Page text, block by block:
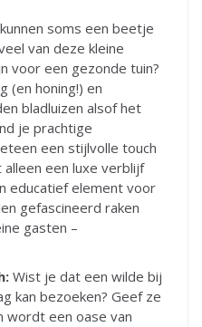
soms een beetje
van deze kleine
voor een gezonde tuin?
(en honing!) en
bladluizen alsof het
je prachtige
een stijlvolle touch
een luxe verblijf
educatief element voor
gefascineerd raken
gasten –
Wist je dat een wilde bij
kan bezoeken? Geef ze
wordt een oase van